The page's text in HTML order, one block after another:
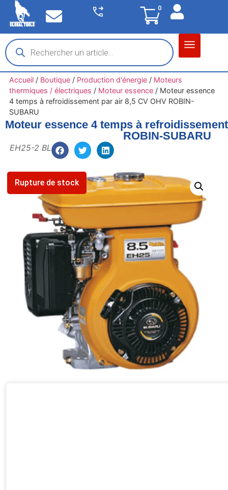
0
Accueil/ Boutique/ Production d'énergie/ Moteurs
thermiques / électriques / Moteur essence/ Moteur essence
4 temps à refroidissement par air 8,5 CV OHV ROBIN-
SUBARU
Rupture de stock
Moteur essence 4 temps à
ROBIN-SUBARU
EH25-2 BL